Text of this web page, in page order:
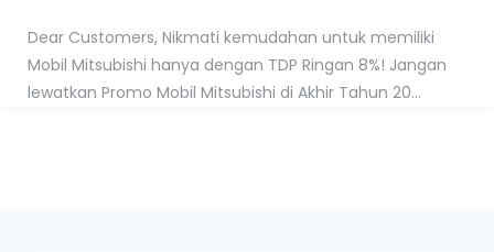
Dear Customers, Nikmati kemudahan untuk memiliki
Mobil Mitsubishi hanya dengan TDP Ringan 8%! Jangan
lewatkan Promo Mobil Mitsubishi di Akhir Tahun 20...